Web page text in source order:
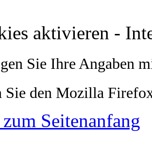
Sie Ihre Angaben
Sie den Mozilla
Seitenanfang